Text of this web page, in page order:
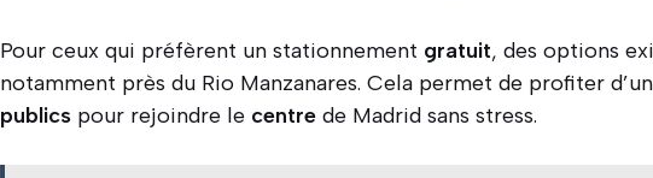
Pour ceux qui préfèrent un stationnement gratuit, des options
notamment près du Rio Manzanares. Cela permet de profiter
publics pour rejoindre le centre de Madrid sans stress.